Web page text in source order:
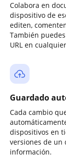
Colabora en
dispositivo de
editen,
También
URL en
Guardado
Cada cambio
dispositivos en
versiones de un
información.